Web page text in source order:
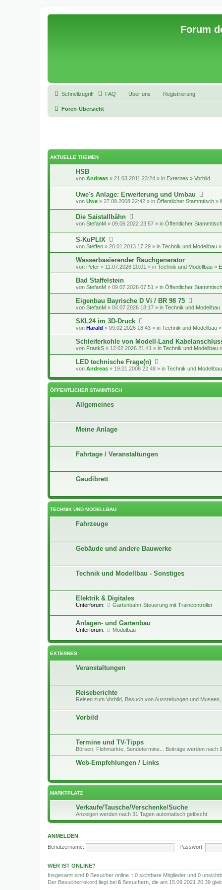
Forum
Schnellzugriff FAQ Über uns Registrierung
Foren-Übersicht
AKTUELLE THEMEN
HSB
von Andreas » 21.03.2011 23:24 » in Externes » Vorbild
Uwe's Anlage: Erweiterung und Umbau
von Uwe » 27.09.2008 22:42 » in Öffentlicher Stammtisch »
Die Saistallbåhn
von StefanM » 09.06.2022 23:57 » in Öffentlicher Stammtisch
S-KuPLIX
von Steffen » 20.01.2013 17:29 » in Technik und Modellbau »
Wasserbasierender Rauchgenerator
von Peter » 11.07.2026 20:01 » in Technik und Modellbau »
Bad Staffelstein
von StefanM » 09.07.2026 07:51 » in Öffentlicher Stammtisch
Eigenbau Bayrische D Vi / BR 98 75
von StefanM » 04.07.2026 18:17 » in Technik und Modellbau
SKL24 im 3D-Druck
von Harald » 09.02.2026 18:43 » in Technik und Modellbau »
Schleiferkohle von Modell-Land
von FrankS » 12.02.2026 21:41 » in Technik und Modellbau »
LED technische Frage(n)
von Andreas » 19.01.2008 22:48 » in Technik und Modellbau
ÖFFENTLICHER STAMMTISCH
Allgemeines
Meine Anlage
Fahrtage / Veranstaltungen
Gaudibrett
TECHNIK UND MODELLBAU
Fahrzeuge
Gebäude und andere Bauwerke
Technik und Modellbau - Sonstiges
Elektrik & Digitales
Unterforum: Gartenbahn-Steuerung mit Traincontroller
Anlagen- und Gartenbau
Unterforum: Modulbau
EXTERNES
Veranstaltungen
Reiseberichte
Reisen zum Vorbild, Besuch von Ausstellungen und Museen,
Vorbild
Termine und TV-Tipps
Börsen, Flohmärkte, Sendetermine... Beiträge werden nach
Web-Empfehlungen / Links
MARKTPLATZ
Verkaufe/Tausche/Verschenke/Suche
Anzeigen werden nach 31 Tagen automatisch gelöscht
ANMELDEN
Benutzername:
Passwort:
WER IST ONLINE?
Insgesamt sind 0 Besucher online :: 0 sichtbare Mitglieder und 0
Der Besucherrekord liegt bei 6 Besuchern, die am 15.09.2021 20:39